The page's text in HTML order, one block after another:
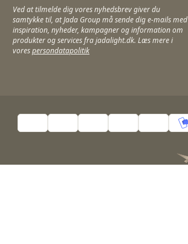
Ved at tilmelde dig vores nyhedsbrev giver du
samtykke til, at Jada Group må sende dig e-mails med
inspiration, nyheder, kampagner og information om
produkter og services fra jadalight.dk. Læs mere i
vorespersondatapolitik